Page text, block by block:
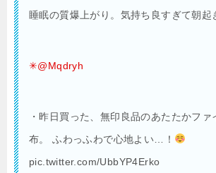
睡眠の質爆上がり。気持ち良すぎて朝起
✳︎@Mqdryh
・昨日買った、無印良品のあたたかファ
布。 ふわっふわで心地よい…！
pic.twitter.com/UbbYP4Erko